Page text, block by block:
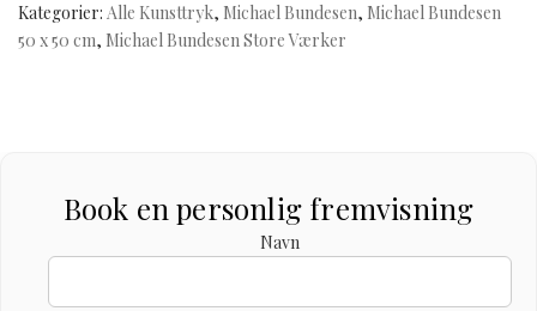
Kategorier: Alle Kunsttryk, Michael Bundesen, Michael Bundesen
50 x 50 cm, Michael Bundesen Store Værker
Book en personlig fremvisning
Navn